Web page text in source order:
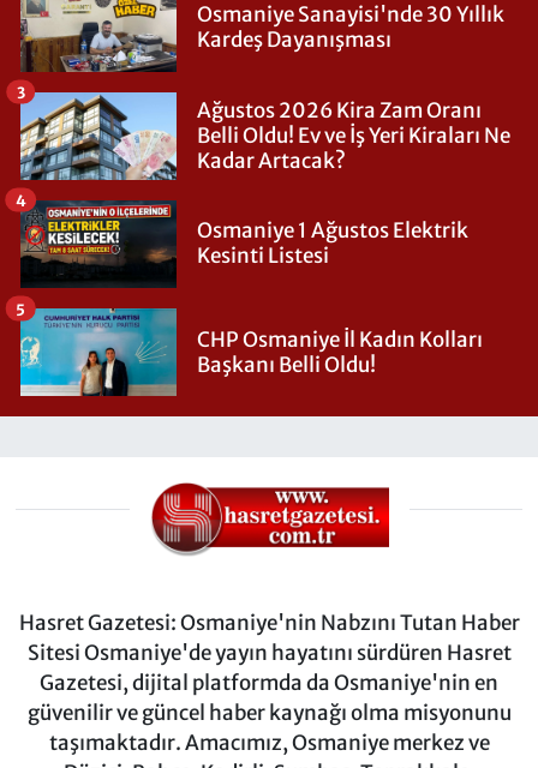
Osmaniye Sanayisi'nde 30 Yıllık
Kardeş Dayanışması
Ağustos 2026 Kira Zam Oranı
Belli Oldu! Ev ve İş Yeri Kiraları Ne
Kadar Artacak?
3
Osmaniye 1 Ağustos Elektrik
Kesinti Listesi
4
CHP Osmaniye İl Kadın Kolları
Başkanı Belli Oldu!
5
Hasret Gazetesi: Osmaniye'nin Nabzını Tutan Haber
Sitesi Osmaniye'de yayın hayatını sürdüren Hasret
Gazetesi, dijital platformda da Osmaniye'nin en
güvenilir ve güncel haber kaynağı olma misyonunu
taşımaktadır. Amacımız, Osmaniye merkez ve